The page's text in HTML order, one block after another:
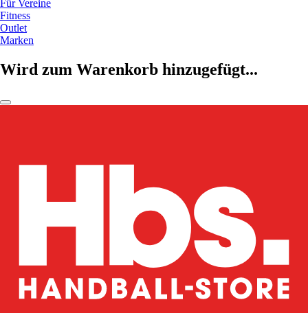
Für Vereine
Fitness
Outlet
Marken
Wird zum Warenkorb hinzugefügt...